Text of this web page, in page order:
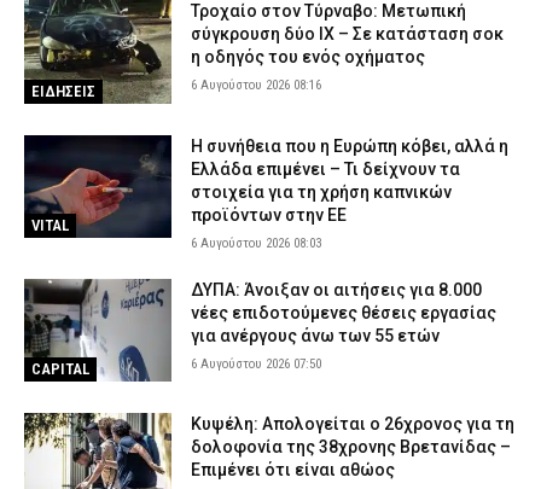
ΕΙΔΗΣΕΙΣ
Τροχαίο στον Τύρναβο: Μετωπική
σύγκρουση δύο ΙΧ – Σε κατάσταση σοκ
η οδηγός του ενός οχήματος
6 Αυγούστου 2026 08:16
VITAL
Η συνήθεια που η Ευρώπη κόβει, αλλά η
Ελλάδα επιμένει – Τι δείχνουν τα
στοιχεία για τη χρήση καπνικών
προϊόντων στην ΕΕ
6 Αυγούστου 2026 08:03
CAPITAL
ΔΥΠΑ: Άνοιξαν οι αιτήσεις για 8.000
νέες επιδοτούμενες θέσεις εργασίας
για ανέργους άνω των 55 ετών
6 Αυγούστου 2026 07:50
Κυψέλη: Απολογείται ο 26χρονος για τη
δολοφονία της 38χρονης Βρετανίδας –
Επιμένει ότι είναι αθώος